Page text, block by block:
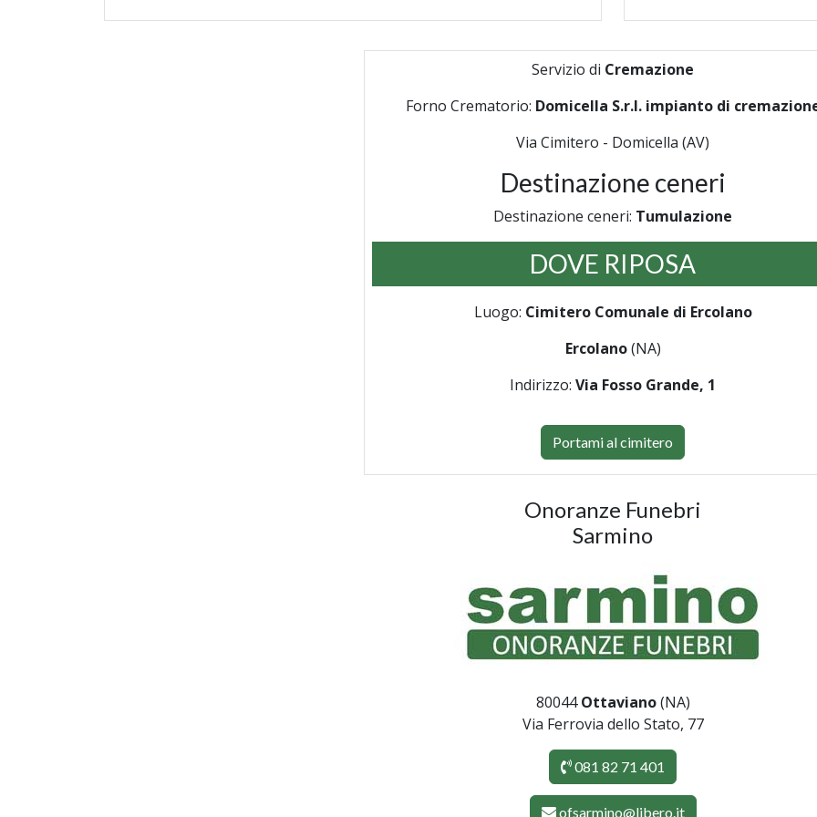
Servizio di Cremazione
Forno Crematorio: Domicella S.r.l. impianto di
Via Cimitero - Domicella (AV)
Destinazione ceneri
Destinazione ceneri: Tumulazione
DOVE RIPOSA
Luogo: Cimitero Comunale di Ercolano
Ercolano(NA)
Indirizzo: Via Fosso Grande, 1
Portami al cimitero
Onoranze Funebri
Sarmino
80044Ottaviano(NA)
Via Ferrovia dello Stato, 77
081 82 71 401
ofsarmino@libero.it